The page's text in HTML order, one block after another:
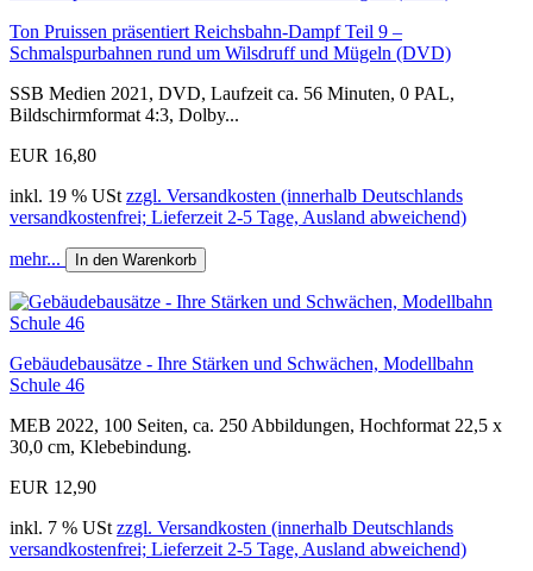
Ton Pruissen präsentiert Reichsbahn-Dampf Teil 9 –
Schmalspurbahnen rund um Wilsdruff und Mügeln (DVD)
SSB Medien 2021, DVD, Laufzeit ca. 56 Minuten, 0 PAL,
Bildschirmformat 4:3, Dolby...
EUR 16,80
inkl. 19 % USt zzgl. Versandkosten (innerhalb Deutschlands
versandkostenfrei; Lieferzeit 2-5 Tage, Ausland abweichend)
mehr... In den Warenkorb
Gebäudebausätze - Ihre Stärken und Schwächen, Modellbahn
Schule 46
MEB 2022, 100 Seiten, ca. 250 Abbildungen, Hochformat 22,5 x
30,0 cm, Klebebindung.
EUR 12,90
inkl. 7 % USt zzgl. Versandkosten (innerhalb Deutschlands
versandkostenfrei; Lieferzeit 2-5 Tage, Ausland abweichend)